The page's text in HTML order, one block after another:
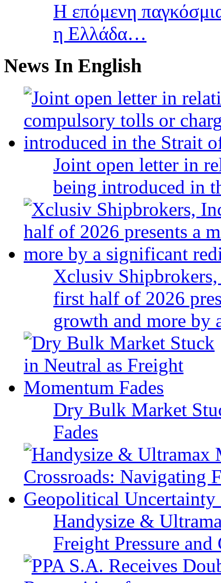
Η επόμενη
η Ελλάδα…
News In English
Joint open letter in
being introduced in
Xclusiv
first half of 2026
growth and more
Dry Bulk Market
Fades
Handysize &
Freight Pressure